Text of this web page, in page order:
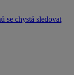
se chystá sledovat